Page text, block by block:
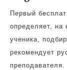
Первый
определяет, на
ученика,
рекомендует
преподавателя.